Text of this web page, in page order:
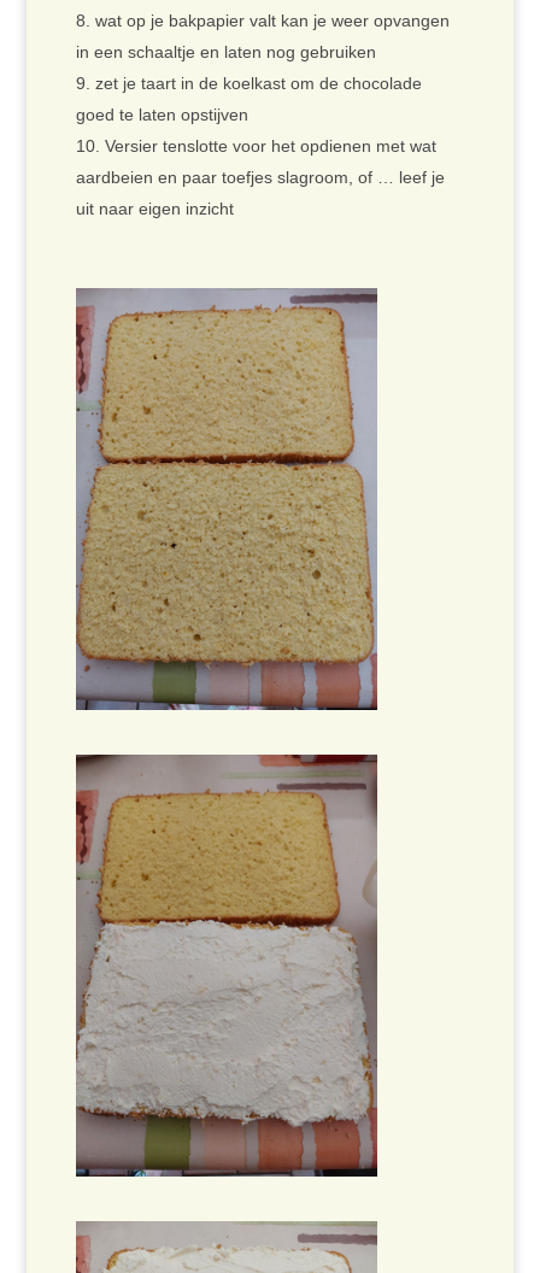
wat op je bakpapier valt kan je weer opvangen
in een schaaltje en laten nog gebruiken
zet je taart in de koelkast om de chocolade
goed te laten opstijven
Versier tenslotte voor het opdienen met wat
aardbeien en paar toefjes slagroom, of … leef je
uit naar eigen inzicht